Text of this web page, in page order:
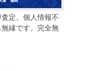
定。個人情報不
縁です。完全無